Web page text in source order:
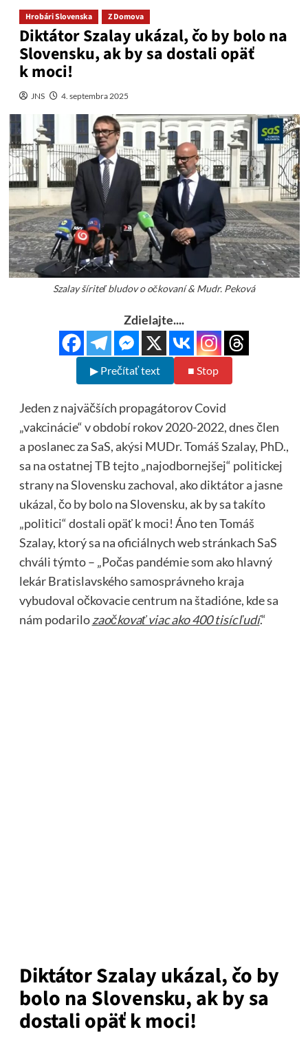
Hrobári Slovenska Z Domova
Diktátor Szalay ukázal, čo by bolo na
Slovensku, ak by sa dostali opäť
k moci!
JNS 4. septembra 2025
Szalay šíriteľ bludov o očkovaní & Mudr. Peková
Zdielajte....
▶ Prečítať text ■ Stop
Jeden z najväčších propagátorov Covid
„vakcinácie“ v období rokov 2020-2022, dnes člen
a poslanec za SaS, akýsi MUDr. Tomáš Szalay, PhD.,
sa na ostatnej TB tejto „najodbornejšej“ politickej
strany na Slovensku zachoval, ako diktátor a jasne
ukázal, čo by bolo na Slovensku, ak by sa takíto
„politici“ dostali opäť k moci! Áno ten Tomáš
Szalay, ktorý sa na oficiálnych web stránkach SaS
chváli týmto – „Počas pandémie som ako hlavný
lekár Bratislavského samosprávneho kraja
vybudoval očkovacie centrum na štadióne, kde sa
nám podarilozaočkovať viac ako 400 tisíc ľudí.“
Diktátor Szalay ukázal, čo by
bolo na Slovensku, ak by sa
dostali opäť k moci!